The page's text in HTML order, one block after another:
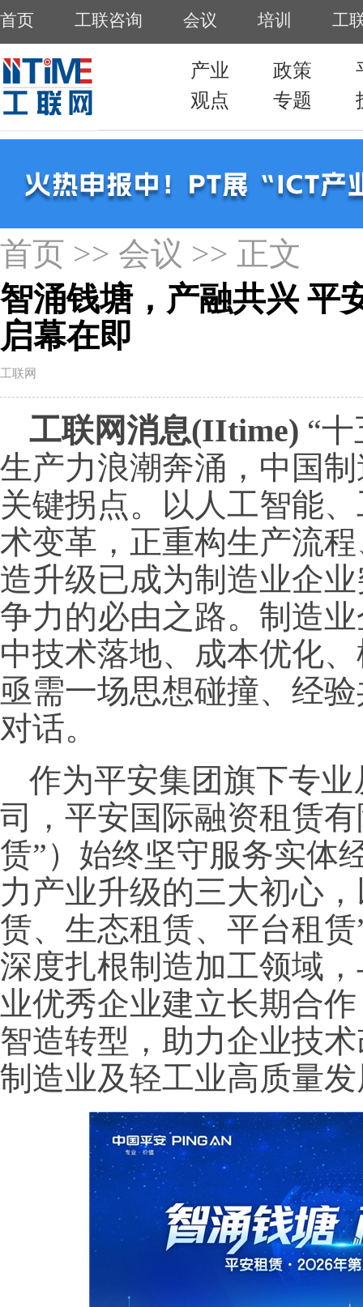
首页 >> 会议 >> 正文
智涌钱塘，产融共兴 平
启幕在即
工联网
工联网消息(IItime) “
生产力浪潮奔涌，中国
关键拐点。以人工智能
术变革，正重构生产流
造升级已成为制造业企
争力的必由之路。制造
中技术落地、成本优化
亟需一场思想碰撞、经
对话。
作为平安集团旗下专
司，平安国际融资租赁
赁”）始终坚守服务实体
力产业升级的三大初心
赁、生态租赁、平台租
深度扎根制造加工领域
业优秀企业建立长期合
智造转型，助力企业技
制造业及轻工业高质量